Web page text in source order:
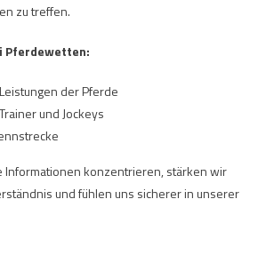
zu treffen.
Pferdewetten:
der Pferde
und Jockeys
Informationen konzentrieren, stärken wir
und fühlen uns sicherer in unserer